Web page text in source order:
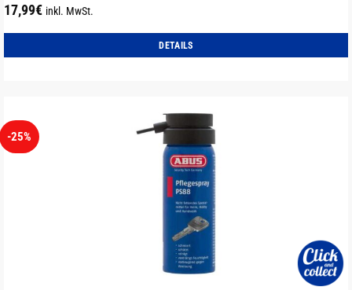
17,99€ inkl. MwSt.
DETAILS
-25%